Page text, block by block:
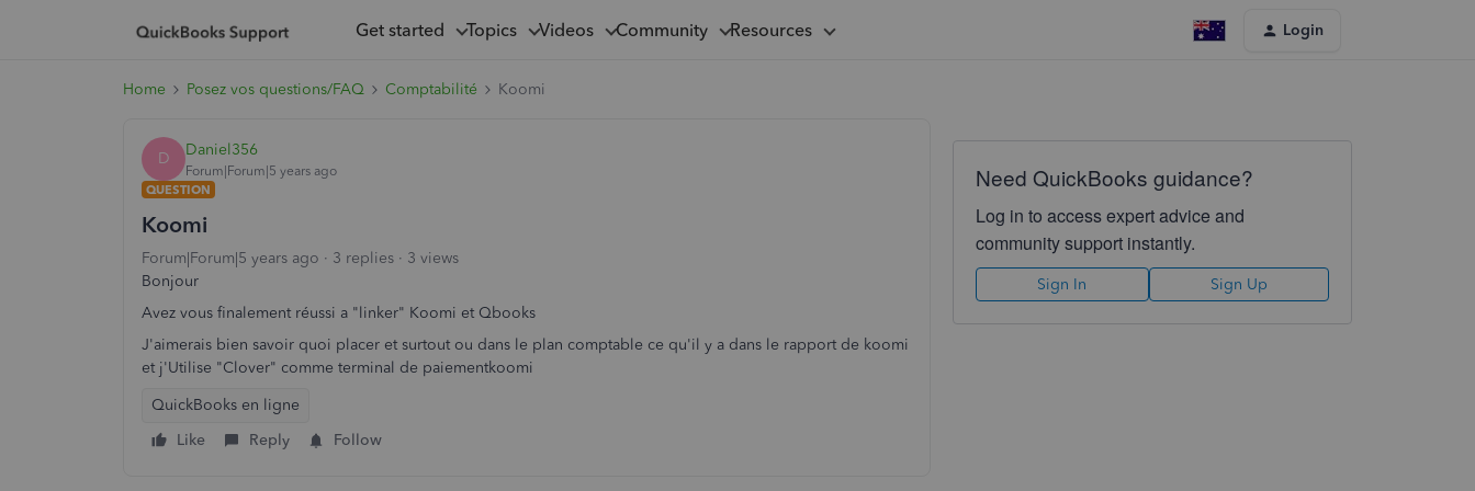
Get started Topics Videos Community Resources Login
Home Posez vos questions/FAQ Comptabilité Koomi
D Daniel356
Forum|Forum|5 years ago
QUESTION
Koomi
Forum|Forum|5 years ago 3 replies
3 views
Bonjour
Avez vous finalement réussi a "linker" Koomi et Qbooks
J'aimerais bien savoir quoi placer et surtout ou dans le plan comptable ce qu'il y a dans le rapport de koomi
et j'Utilise "Clover" comme terminal de paiementkoomi
QuickBooks en ligne
Like
Reply Follow
Need QuickBooks guidance?
Log in to access expert advice and
community support instantly.
Sign In Sign Up